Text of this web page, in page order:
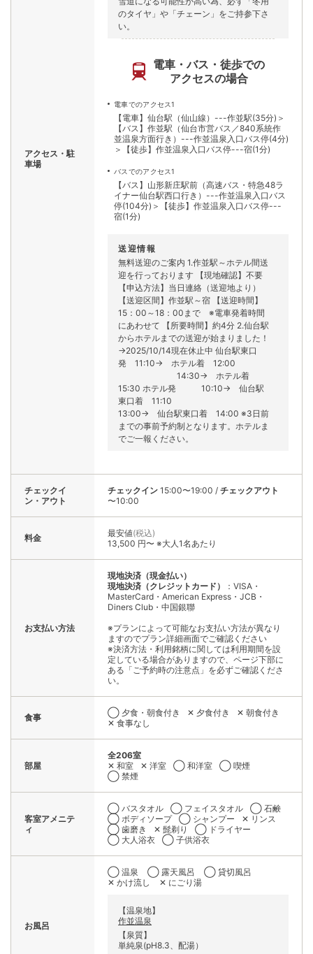
アクセス・駐
車場
のタイヤ」や「チェーン」をご持参下さ
い。
電車・バス・徒歩での
アクセスの場合
電車でのアクセス1
【電車】仙台駅（仙山線）---作並駅(35分)＞
【バス】作並駅（仙台市営バス／840系統作
並温泉方面行き）---作並温泉入口バス停(4分)
＞【徒歩】作並温泉入口バス停---宿(1分)
バスでのアクセス1
【バス】山形新庄駅前（高速バス・特急48ラ
イナー仙台駅西口行き）---作並温泉入口バス
停(104分)＞【徒歩】作並温泉入口バス停---
宿(1分)
送迎情報
無料送迎のご案内 1.作並駅～ホテル間送
迎を行っております 【現地確認】不要
【申込方法】当日連絡（送迎地より）
【送迎区間】作並駅～宿 【送迎時間】
15：00～18：00まで ※電車発着時間
にあわせて 【所要時間】約4分 2.仙台駅
からホテルまでの送迎が始まりました！
→2025/10/14現在休止中 仙台駅東口
発 11:10→ ホテル着 12:00
14:30→ ホテル着
15:30 ホテル発 10:10→ 仙台駅
東口着 11:10
13:00→ 仙台駅東口着 14:00 ※3日前
までの事前予約制となります。ホテルま
でご一報ください。
チェックイ
ン・アウト
チェックイン 15:00〜19:00 / チェックアウト
〜10:00
料金 最安値(税込)
13,500 円〜 ※大人1名あたり
お支払い方法
現地決済（現金払い）
現地決済（クレジットカード）
：VISA・
MasterCard・American Express・JCB・
Diners Club・中国銀聯
※プランによって可能なお支払い方法が異なり
ますのでプラン詳細画面でご確認ください
※決済方法・利用銘柄に関しては利用期間を設
定している場合がありますので、ページ下部に
ある「ご予約時の注意点」を必ずご確認くださ
い。
食事 ◯ 夕食・朝食付き ✕ 夕食付き
✕ 朝食付き
✕ 食事なし
部屋
全206室
✕ 和室
✕ 洋室 ◯ 和洋室
◯ 喫煙
◯ 禁煙
客室アメニテ
ィ
◯ バスタオル ◯ フェイスタオル
◯ 石鹸
◯ ボディソープ
◯ シャンプー
✕ リンス
◯ 歯磨き
✕ 髭剃り
◯ ドライヤー
◯ 大人浴衣
◯ 子供浴衣
お風呂
◯ 温泉 ◯ 露天風呂
◯ 貸切風呂
✕ かけ流し
✕ にごり湯
【温泉地】
作並温泉
【泉質】
単純泉(pH8.3、配湯）